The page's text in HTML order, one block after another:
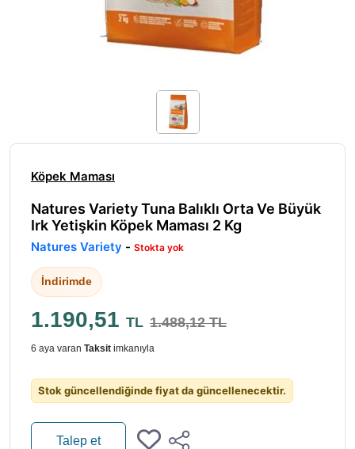
Köpek Maması
Natures Variety Tuna Balıklı Orta Ve Büyük
Irk Yetişkin Köpek Maması 2 Kg
Natures Variety - Stokta yok
İndirimde
1.190,51 TL 1.488,12 TL
6 aya varan Taksit imkanıyla
Stok güncellendiğinde fiyat da güncellenecektir.
Talep et